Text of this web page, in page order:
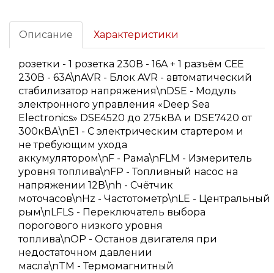
Описание Характеристики
розетки - 1 розетка 230В - 16A + 1 разъём СЕЕ
230В - 63A\nAVR - Блок AVR - автоматический
стабилизатор напряжения\nDSE - Модуль
электронного управления «Deep Sea
Electronics» DSE4520 до 275кВА и DSE7420 от
300кВА\nE1 - С электрическим стартером и
не требующим ухода
аккумулятором\nF - Рама\nFLM - Измеритель
уровня топлива\nFP - Топливный насос на
напряжении 12В\nh - Счётчик
моточасов\nHz - Частотометр\nLE - Центральный
рым\nLFLS - Переключатель выбора
порогового низкого уровня
топлива\nOP - Останов двигателя при
недостаточном давлении
масла\nTM - Термомагнитный